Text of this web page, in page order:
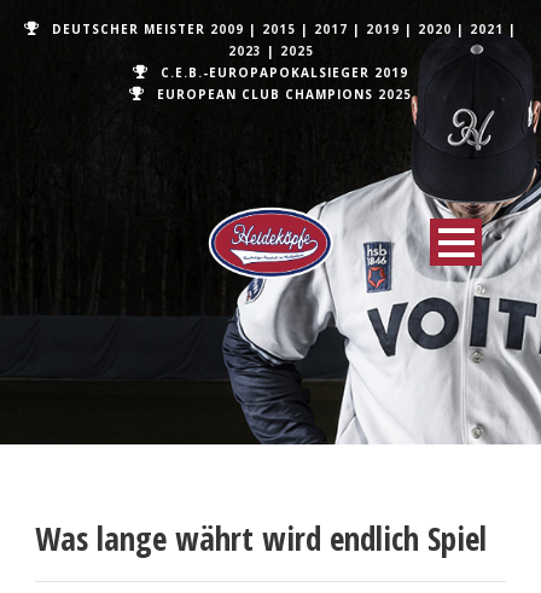
DEUTSCHER MEISTER 2009 | 2015 | 2017 | 2019 | 2020 | 2021 |
2023 | 2025
C.E.B.-EUROPAPOKALSIEGER 2019
EUROPEAN CLUB CHAMPIONS 2025
Was lange währt wird endlich Spiel